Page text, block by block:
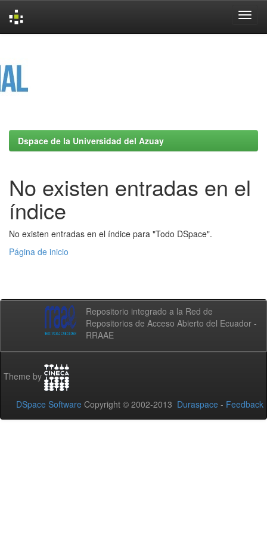
Dspace de la Universidad del Azuay
No existen entradas en el
índice
No existen entradas en el índice para "Todo DSpace".
Página de inicio
Repositorio integrado a la Red de
Repositorios de Acceso Abierto del Ecuador -
RRAAE
Theme by
DSpace Software Copyright © 2002-2013 Duraspace - Feedback